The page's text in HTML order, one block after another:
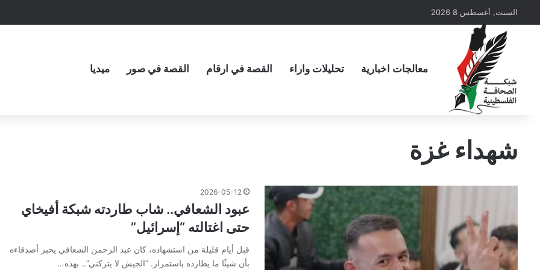
السبت, أغسطس 8 2026
معالجات اخبارية تحليلات واراء القصة في ارقام القصة في صور ميديا
شهداء غزة
2026-05-12
عبود الشعافي.. شاب طاردته شبكة أفيخاي
حتى اغتالته “إسرائيل”
قبل أيام قليلة من استشهاده، كان عبد الرحمن الشعافي يخبر أصدقاءه
بأن شيئًا ما يطارده باستمرار. “الجيش لا يتركني”.. بهذه…